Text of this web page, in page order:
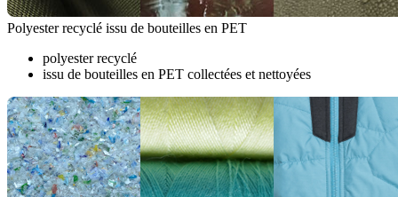
Polyester recyclé issu de bouteilles en PET
polyester recyclé
issu de bouteilles en PET collectées et nettoyées